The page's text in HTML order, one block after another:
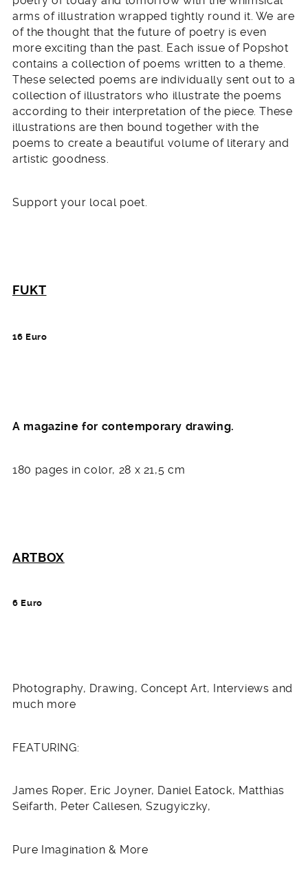
arms of illustration wrapped tightly round it. We are
of the thought that the future of poetry is even
more exciting than the past. Each issue of Popshot
contains a collection of poems written to a theme.
These selected poems are individually sent out to a
collection of illustrators who illustrate the poems
according to their interpretation of the piece. These
illustrations are then bound together with the
poems to create a beautiful volume of literary and
artistic goodness.
Support your local poet.
FUKT
16 Euro
A magazine for contemporary drawing.
180 pages in color, 28 x 21,5 cm
ARTBOX
6 Euro
Photography, Drawing, Concept Art, Interviews and
much more
FEATURING:
James Roper, Eric Joyner, Daniel Eatock, Matthias
Seifarth, Peter Callesen, Szugyiczky,
Pure Imagination & More